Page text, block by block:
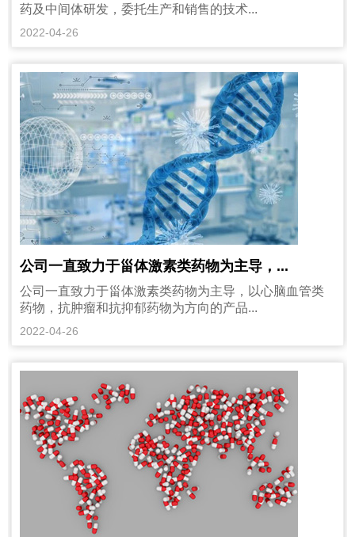
药及中间体研发，委托生产和销售的技术...
2022-04-26
公司一直致力于甾体激素类药物为主导，...
公司一直致力于甾体激素类药物为主导，以心脑血管类
药物，抗肿瘤和抗抑郁药物为方向的产品...
2022-04-26